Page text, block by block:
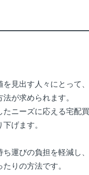
を見出す人々にとって
が求められます。
たニーズに応える宅配
げます。
ち運びの負担を軽減し
りの方法です。